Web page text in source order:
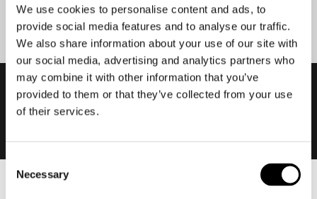
We use cookies to personalise content and ads, to
provide social media features and to analyse our traffic.
We also share information about your use of our site with
our social media, advertising and analytics partners who
may combine it with other information that you’ve
provided to them or that they’ve collected from your use
of their services.
Consent
Selection
Necessary